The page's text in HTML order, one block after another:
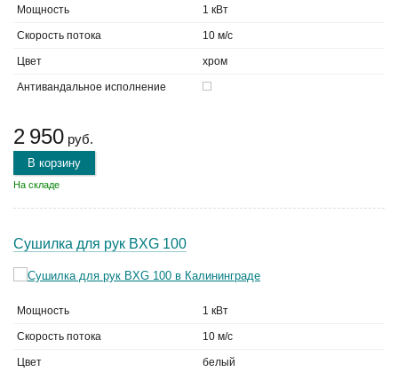
Мощность 1 кВт
Скорость потока 10 м/с
Цвет хром
Антивандальное исполнение
2 950 руб.
В корзину
На складе
Сушилка для рук BXG 100
Мощность 1 кВт
Скорость потока 10 м/с
Цвет белый